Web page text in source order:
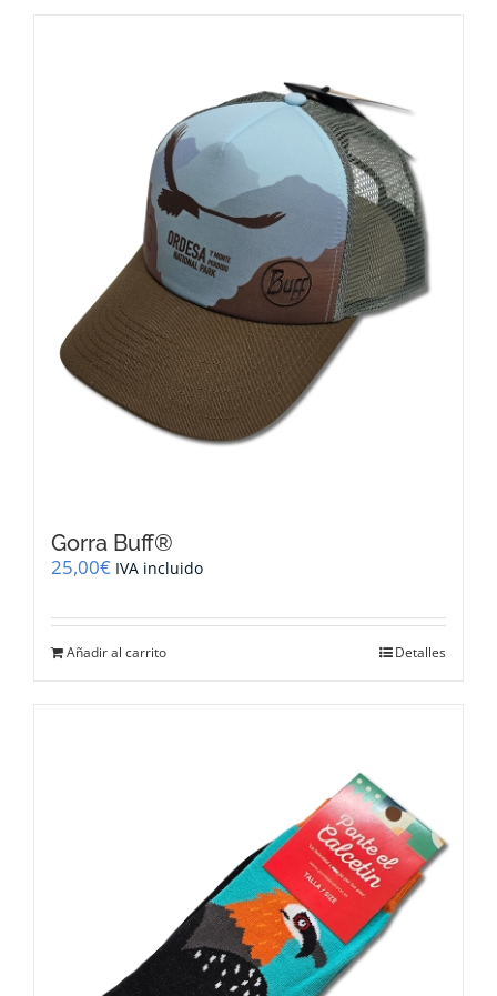
Gorra Buff®
25,00€ IVA incluido
Añadir al carrito Detalles